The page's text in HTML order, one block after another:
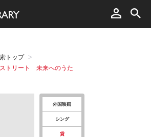
トップ
トリート 未来へのうた
外国映画
シング
貸